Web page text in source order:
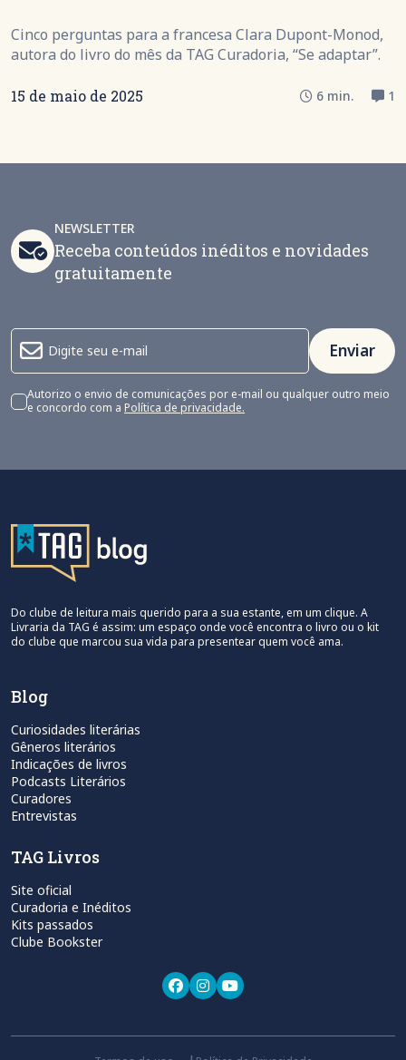
Cinco perguntas para a francesa Clara Dupont-Monod,
autora do livro do mês da TAG Curadoria, “Se adaptar”.
15 de maio de 2025 6 min. 1
NEWSLETTER
Receba conteúdos inéditos e novidades
gratuitamente
Enviar
Autorizo o envio de comunicações por e-mail ou qualquer outro meio
e concordo com a Política de privacidade.
Do clube de leitura mais querido para a sua estante, em um clique. A
Livraria da TAG é assim: um espaço onde você encontra o livro ou o kit
do clube que marcou sua vida para presentear quem você ama.
Blog
Curiosidades literárias
Gêneros literários
Indicações de livros
Podcasts Literários
Curadores
Entrevistas
TAG Livros
Site oficial
Curadoria e Inéditos
Kits passados
Clube Bookster